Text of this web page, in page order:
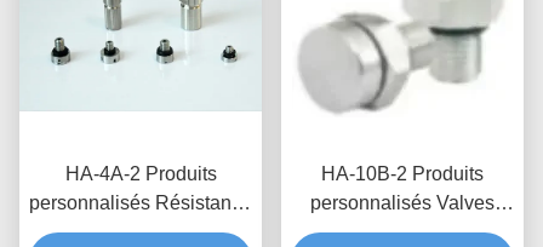
HA-4A-2 Produits
personnalisés Résistant à
l'eau soupape respirante
HA-10B-2 Produits
personnalisés Valves
respirantes imperméables